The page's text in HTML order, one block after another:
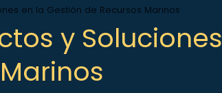
en la Gestión de Recursos Marinos
y Soluciones